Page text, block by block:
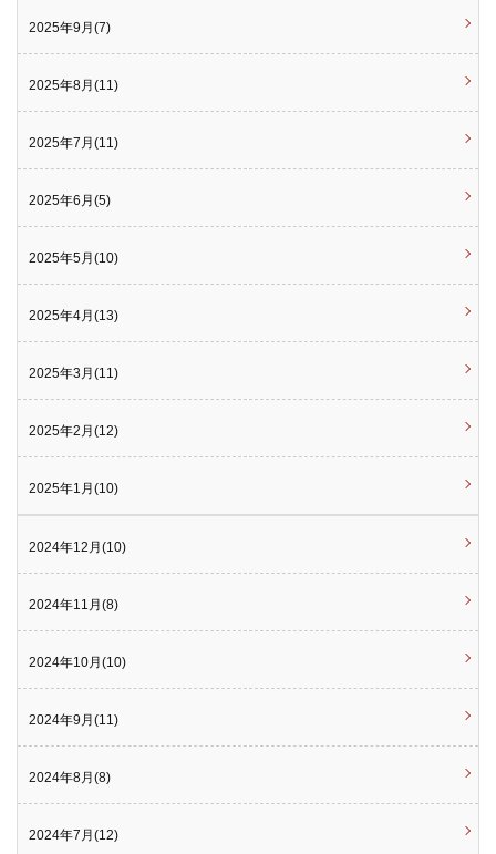
2025年9月(7)
2025年8月(11)
2025年7月(11)
2025年6月(5)
2025年5月(10)
2025年4月(13)
2025年3月(11)
2025年2月(12)
2025年1月(10)
2024年12月(10)
2024年11月(8)
2024年10月(10)
2024年9月(11)
2024年8月(8)
2024年7月(12)